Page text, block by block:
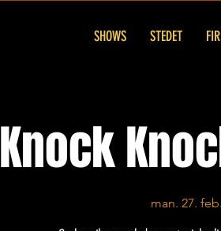
SHOWS STEDET
Knock
man. 27. feb.